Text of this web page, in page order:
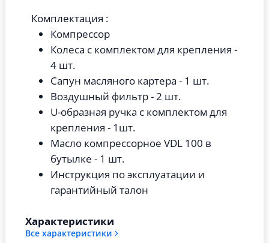
Комплектация :
Компрессор
Колеса с комплектом для крепления -
4 шт.
Сапун масляного картера - 1 шт.
Воздушный фильтр - 2 шт.
U-образная ручка с комплектом для
крепления - 1шт.
Масло компрессорное VDL 100 в
бутылке - 1 шт.
Инструкция по эксплуатации и
гарантийный талон
Характеристики
Все характеристики